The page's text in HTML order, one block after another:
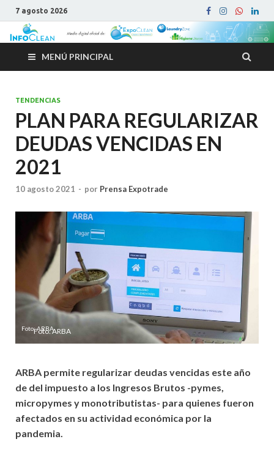
7 agosto 2026
MENÚ PRINCIPAL
TENDENCIAS
PLAN PARA REGULARIZAR
DEUDAS VENCIDAS EN
2021
10 agosto 2021 - por Prensa Expotrade
Foto: ARBA
ARBA permite regularizar deudas vencidas este año
de del impuesto a los Ingresos Brutos -pymes,
micropymes y monotributistas- para quienes fueron
afectados en su actividad económica por la
pandemia.